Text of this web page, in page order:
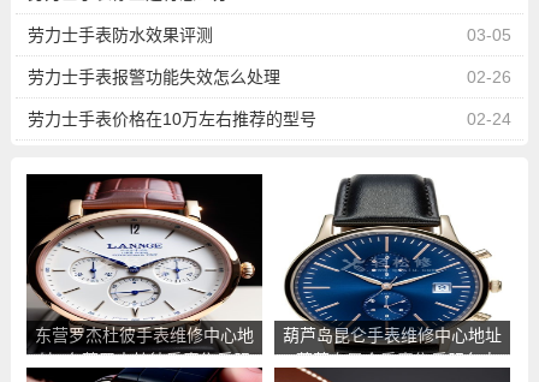
03-05
劳力士手表防水效果评测
02-26
劳力士手表报警功能失效怎么处理
02-24
劳力士手表价格在10万左右推荐的型号
东营罗杰杜彼手表维修中心地
址_东营罗杰杜彼手表售后服
葫芦岛昆仑手表维修中心地址
_葫芦岛昆仑手表售后服务点